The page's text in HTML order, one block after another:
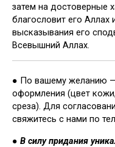
затем на достоверные
благословит его Аллах
высказывания его
Всевышний Аллах.
● По вашему желанию
оформления (цвет
среза). Для
свяжитесь с нами по
● В силу придания